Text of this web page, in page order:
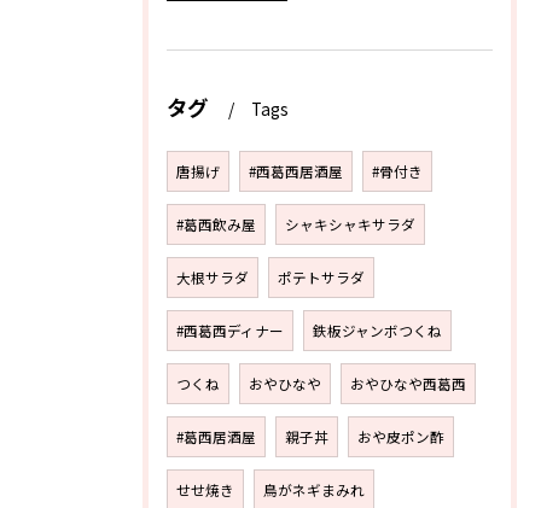
タグ Tags
唐揚げ #西葛西居酒屋 #骨付き
#葛西飲み屋 シャキシャキサラダ
大根サラダ ポテトサラダ
#西葛西ディナー 鉄板ジャンボつくね
つくね おやひなや おやひなや西葛西
#葛西居酒屋 親子丼 おや皮ポン酢
せせ焼き 鳥がネギまみれ